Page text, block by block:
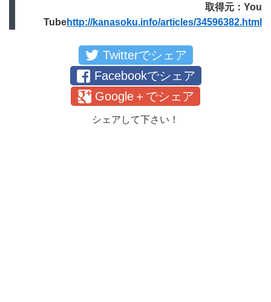
取得元：You
Tubehttp://kanasoku.info/articles/34596382.html
Twitterでシェア
Facebookでシェア
Google＋でシェア
シェアして下さい！